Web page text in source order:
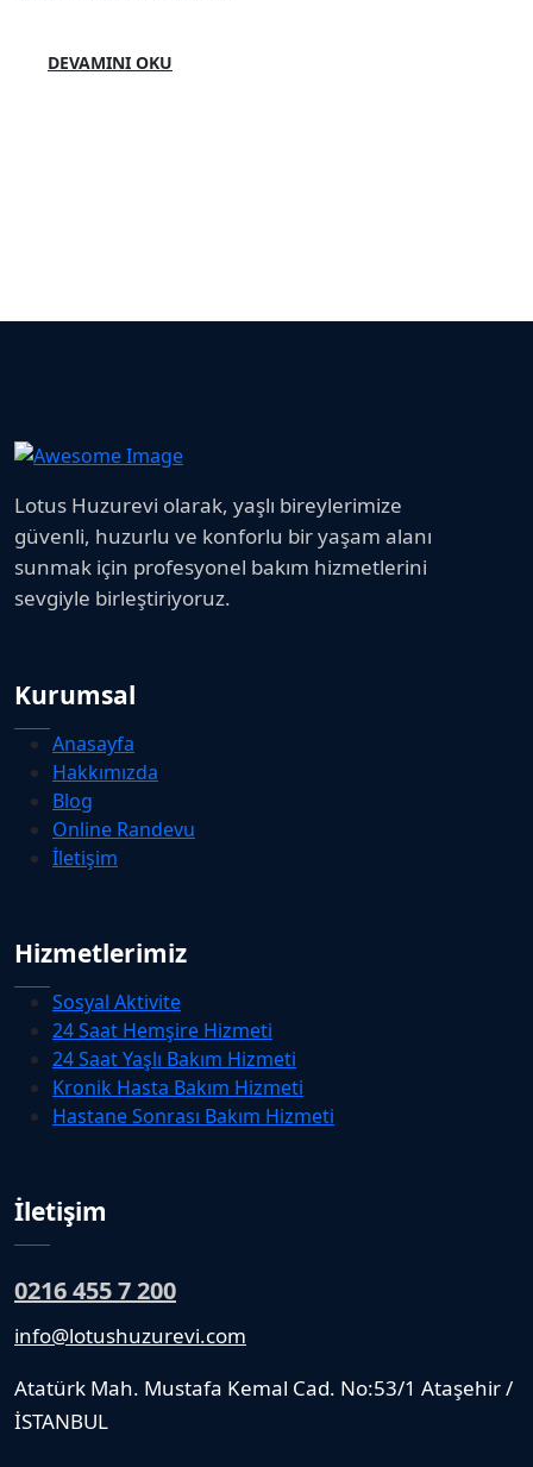
DEVAMINI OKU
Lotus Huzurevi olarak, yaşlı bireylerimize
güvenli, huzurlu ve konforlu bir yaşam alanı
sunmak için profesyonel bakım hizmetlerini
sevgiyle birleştiriyoruz.
Kurumsal
Anasayfa
Hakkımızda
Blog
Online Randevu
İletişim
Hizmetlerimiz
Sosyal Aktivite
24 Saat Hemşire Hizmeti
24 Saat Yaşlı Bakım Hizmeti
Kronik Hasta Bakım Hizmeti
Hastane Sonrası Bakım Hizmeti
İletişim
0216 455 7 200
info@lotushuzurevi.com
Atatürk Mah. Mustafa Kemal Cad. No:53/1 Ataşehir /
İSTANBUL